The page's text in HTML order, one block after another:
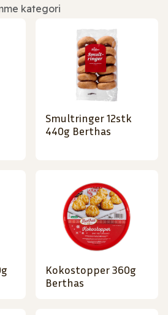
kategori
Smultringer 12stk
440g Berthas
Kokostopper 360g
Berthas